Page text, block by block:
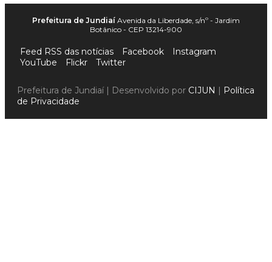
Prefeitura de Jundiaí Avenida da Liberdade, s/nº - Jardim
Botânico - CEP 13214-900
Feed RSS das notícias Facebook
Instagram
YouTube
Flickr Twitter
Prefeitura de Jundiaí | Desenvolvido por CIJUN
Política
de Privacidade